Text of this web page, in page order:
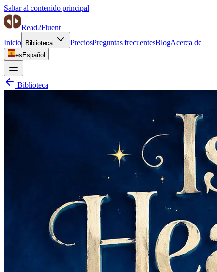
Saltar al contenido principal
Read2Fluent
Inicio
Biblioteca PreciosPreguntas frecuentesBlogAcerca de
es Español
Biblioteca